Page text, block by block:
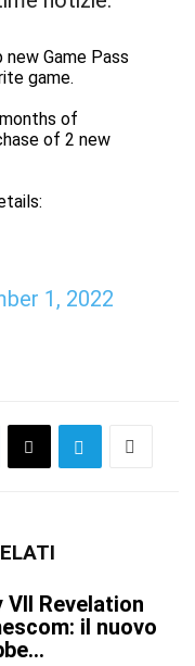
Game Pass
game.
of
of 2 new
1, 2022
VII Revelation
il nuovo